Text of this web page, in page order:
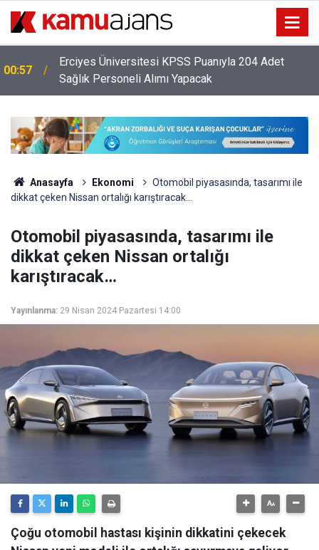
00:57
Erciyes Üniversitesi KPSS Puanıyla 204 Adet
Sağlık Personeli Alımı Yapacak
Anasayfa Ekonomi
Otomobil piyasasında, tasarımı ile
dikkat çeken Nissan ortalığı karıştıracak…
Otomobil piyasasında, tasarımı ile
dikkat çeken Nissan ortalığı
karıştıracak…
Yayınlanma: 29 Nisan 2024 Pazartesi 14:00
Çoğu otomobil hastası kişinin dikkatini çekecek